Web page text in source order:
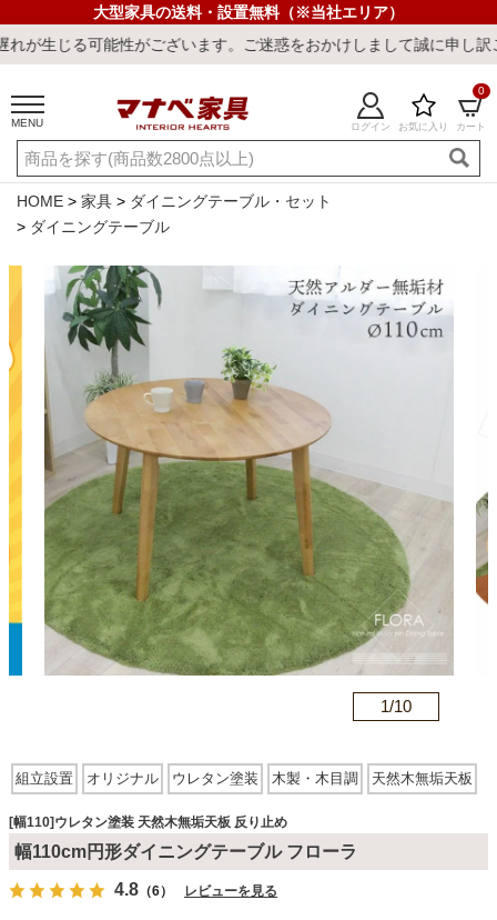
大型家具の送料・設置無料（※当社エリア）
います。ご迷惑をおかけしまして誠に申し訳ございません。
MENU ログイン お気に入り カート
0
ご利用ガイド 新規会員登録
店舗一覧 閲覧履歴
よくある質問
キーワード・商品番号で探す
最短発送 冷感ラグ 冷感寝具 ワークデスク
カテゴリから探す
ソファ
ダイニングテーブル・セット
椅子・チェア
HOME 家具
ダイニングテーブル・セット
ダイニングテーブル
1/10
組立設置 オリジナル ウレタン塗装 木製・木目調 天然木無垢天板
オーバル型 反り止め有
[幅110]ウレタン塗装 天然木無垢天板 反り止め
幅110cm円形ダイニングテーブル フローラ
4.8 （6） レビューを見る